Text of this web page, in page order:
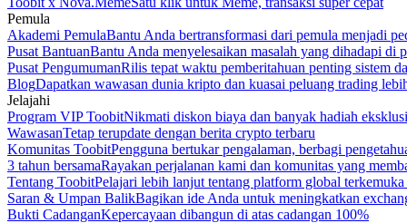
Pemula
Akademi PemulaBantu Anda bertransformasi dari pemula menjadi
Pusat BantuanBantu Anda menyelesaikan masalah yang dihadapi di
Pusat PengumumanRilis tepat waktu pemberitahuan penting sistem
BlogDapatkan wawasan dunia kripto dan kuasai peluang trading
Jelajahi
Program VIP ToobitNikmati diskon biaya dan banyak hadiah
WawasanTetap terupdate dengan berita crypto terbaru
Komunitas ToobitPengguna bertukar pengalaman, berbagi
3 tahun bersamaRayakan perjalanan kami dan komunitas yang
Tentang ToobitPelajari lebih lanjut tentang platform global
Saran & Umpan BalikBagikan ide Anda untuk meningkatkan
Bukti CadanganKepercayaan dibangun di atas cadangan 100%